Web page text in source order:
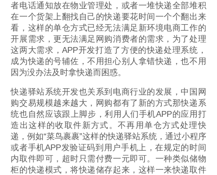
者电话通知放在物业管理处，或者一堆快递全部堆积
在一个货架上翻找自己的快递要花时间一个个翻出来
看，这样的单仓方式已经无法满足新环境电商工作的
开展需求，更无法满足网购消费者的需求，为了处理
这两大需求，APP开发打造了方便的快递处理系统，
成为快递的号辅佐，不用担心别人拿错快递，也不用
因为没办法及时拿快递而困惑。
快递驿站系统开发也关系到电商行业的发展，中国网
购交易规模越来越大，网购都有了新的方式那快递系
统也自然应该跟上脚步，利用人们手机APP的应用打
造出这样的收取件新方式。不再用单仓方式处理快
递，例如“菜鸟裹裹”这样的快递驿站系统，通过小程序
或者手机APP发验证码到用户手机上，在规定的时间
内取件即可，超时只需付费一元即可。一种类似储物
柜的快递模式，将快递储存起来，这样一来快递取件